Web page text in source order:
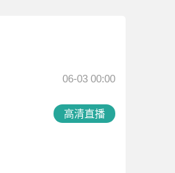
06-03 00:00
高清直播